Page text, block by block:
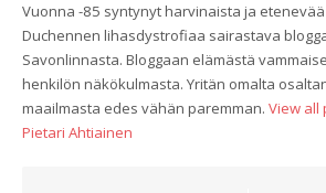
Vuonna -85 syntynyt harvinaista ja etenevää
Duchennen lihasdystrofiaa sairastava
Savonlinnasta. Bloggaan elämästä
henkilön näkökulmasta. Yritän omalta
maailmasta edes vähän paremman. View all
Pietari Ahtiainen